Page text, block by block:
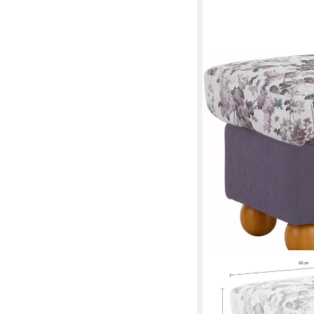
Hocker Milano
62 x 45 x 50 cm B/H/T
219,99 € UVP299,00 €